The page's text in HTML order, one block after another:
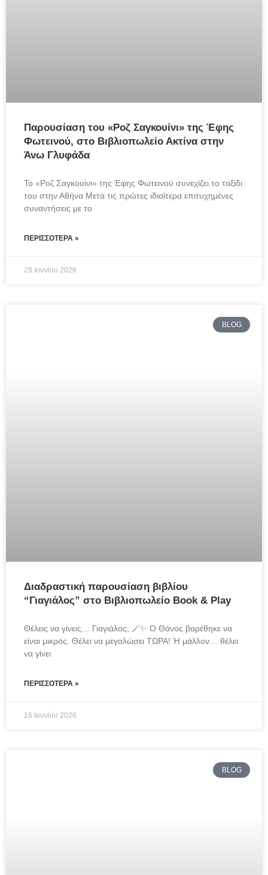
Παρουσίαση του «Ροζ Σαγκουίνι» της Έφης
Φωτεινού, στο Βιβλιοπωλείο Ακτίνα στην
Άνω Γλυφάδα
Το «Ροζ Σαγκουίνι» της Έφης Φωτεινού συνεχίζει το ταξίδι
του στην Αθήνα Μετά τις πρώτες ιδιαίτερα επιτυχημένες
συναντήσεις με το
ΠΕΡΙΣΣΌΤΕΡΑ »
28 Ιουνίου 2026
BLOG
Διαδραστική παρουσίαση βιβλίου
“Γιαγιάλος” στο Βιβλιοπωλείο Book & Play
Θέλεις να γίνεις… Γιαγιάλος; 🪄✨ Ο Θάνος βαρέθηκε να
είναι μικρός. Θέλει να μεγαλώσει ΤΩΡΑ! Ή μάλλον… θέλει
να γίνει
ΠΕΡΙΣΣΌΤΕΡΑ »
16 Ιουνίου 2026
BLOG